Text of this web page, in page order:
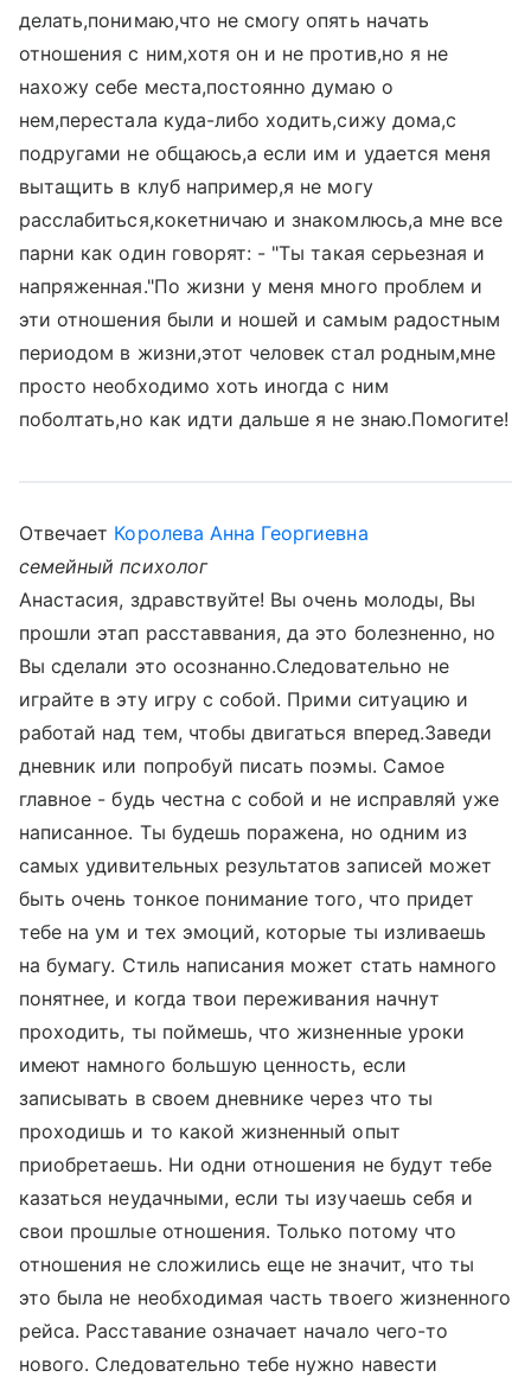
делать,понимаю,что не смогу опять начать
отношения с ним,хотя он и не против,но я не
нахожу себе места,постоянно думаю о
нем,перестала куда-либо ходить,сижу дома,с
подругами не общаюсь,а если им и удается меня
вытащить в клуб например,я не могу
расслабиться,кокетничаю и знакомлюсь,а мне все
парни как один говорят: - "Ты такая серьезная и
напряженная."По жизни у меня много проблем и
эти отношения были и ношей и самым радостным
периодом в жизни,этот человек стал родным,мне
просто необходимо хоть иногда с ним
поболтать,но как идти дальше я не знаю.Помогите!
Отвечает Королева Анна Георгиевна
семейный психолог
Анастасия, здравствуйте! Вы очень молоды, Вы
прошли этап расставвания, да это болезненно, но
Вы сделали это осознанно.Следовательно не
играйте в эту игру с собой. Прими ситуацию и
работай над тем, чтобы двигаться вперед.Заведи
дневник или попробуй писать поэмы. Самое
главное - будь честна с собой и не исправляй уже
написанное. Ты будешь поражена, но одним из
самых удивительных результатов записей может
быть очень тонкое понимание того, что придет
тебе на ум и тех эмоций, которые ты изливаешь
на бумагу. Стиль написания может стать намного
понятнее, и когда твои переживания начнут
проходить, ты поймешь, что жизненные уроки
имеют намного большую ценность, если
записывать в своем дневнике через что ты
проходишь и то какой жизненный опыт
приобретаешь. Ни одни отношения не будут тебе
казаться неудачными, если ты изучаешь себя и
свои прошлые отношения. Только потому что
отношения не сложились еще не значит, что ты
это была не необходимая часть твоего жизненного
рейса. Расставание означает начало чего-то
нового. Следовательно тебе нужно навести